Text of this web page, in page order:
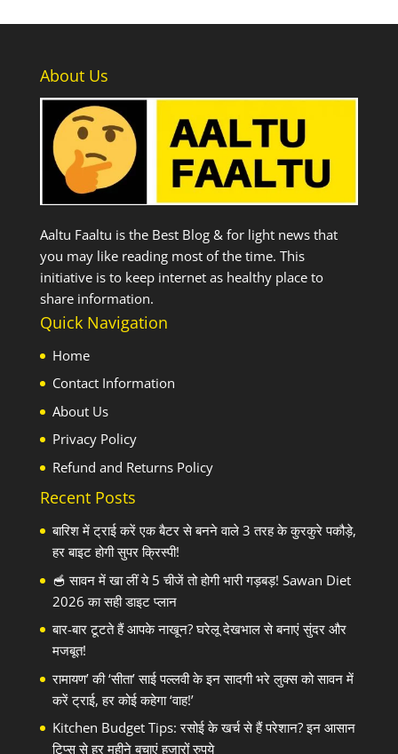
About Us
Aaltu Faaltu is the Best Blog & for light news that
you may like reading most of the time. This
initiative is to keep internet as healthy place to
share information.
Quick Navigation
Home
Contact Information
About Us
Privacy Policy
Refund and Returns Policy
Recent Posts
बारिश में ट्राई करें एक बैटर से बनने वाले 3 तरह के कुरकुरे पकौड़े,
हर बाइट होगी सुपर क्रिस्पी!
🥣 सावन में खा लीं ये 5 चीजें तो होगी भारी गड़बड़! Sawan Diet
2026 का सही डाइट प्लान
बार-बार टूटते हैं आपके नाखून? घरेलू देखभाल से बनाएं सुंदर और
मजबूत!
रामायण’ की ‘सीता’ साई पल्लवी के इन सादगी भरे लुक्स को सावन में
करें ट्राई, हर कोई कहेगा ‘वाह!’
Kitchen Budget Tips: रसोई के खर्च से हैं परेशान? इन आसान
टिप्स से हर महीने बचाएं हजारों रुपये